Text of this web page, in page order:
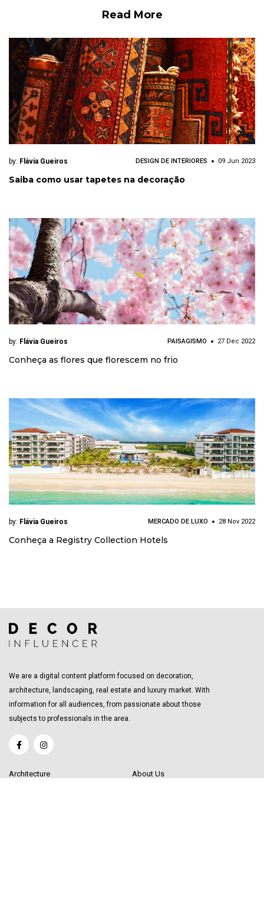
Read More
by: Flávia Gueiros DESIGN DE INTERIORES 09 Jun 2023
Saiba como usar tapetes na decoração
by: Flávia Gueiros PAISAGISMO 27 Dec 2022
Conheça as flores que florescem no frio
by: Flávia Gueiros MERCADO DE LUXO 28 Nov 2022
Conheça a Registry Collection Hotels
We are a digital content platform focused on decoration,
architecture, landscaping, real estate and luxury market. With
information for all audiences, from passionate about those
subjects to professionals in the area.
Architecture About Us